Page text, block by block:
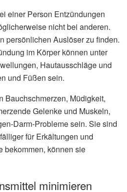
einer Person Entzündungen
nicht bei anderen.
persönlichen Auslöser zu finden.
im Körper können unter
Hautausschläge und
und Füßen sein.
Bauchschmerzen, Müdigkeit,
Gelenke und Muskeln,
Darm-Probleme sein. Sie sind
für Erkältungen und
bekommen, können sie
minimieren